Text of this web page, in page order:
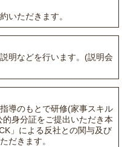
いただきます。
明などを行います。(説明会
導のもとで研修(家事スキル
身分証をご提出いただき本
」による反社との関与及び
だきます。